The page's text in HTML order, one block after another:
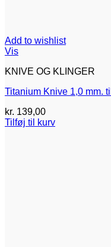
Add to wishlist
Vis
KNIVE OG KLINGER
Titanium Knive 1,0 mm.
kr. 139,00
Tilføj til kurv